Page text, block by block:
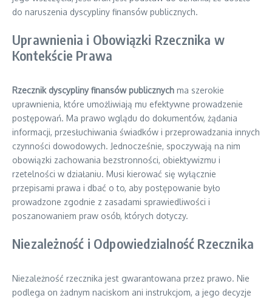
do naruszenia dyscypliny finansów publicznych.
Uprawnienia i Obowiązki Rzecznika w
Kontekście Prawa
Rzecznik dyscypliny finansów publicznych ma szerokie
uprawnienia, które umożliwiają mu efektywne prowadzenie
postępowań. Ma prawo wglądu do dokumentów, żądania
informacji, przesłuchiwania świadków i przeprowadzania innych
czynności dowodowych. Jednocześnie, spoczywają na nim
obowiązki zachowania bezstronności, obiektywizmu i
rzetelności w działaniu. Musi kierować się wyłącznie
przepisami prawa i dbać o to, aby postępowanie było
prowadzone zgodnie z zasadami sprawiedliwości i
poszanowaniem praw osób, których dotyczy.
Niezależność i Odpowiedzialność Rzecznika
Niezależność rzecznika jest gwarantowana przez prawo. Nie
podlega on żadnym naciskom ani instrukcjom, a jego decyzje